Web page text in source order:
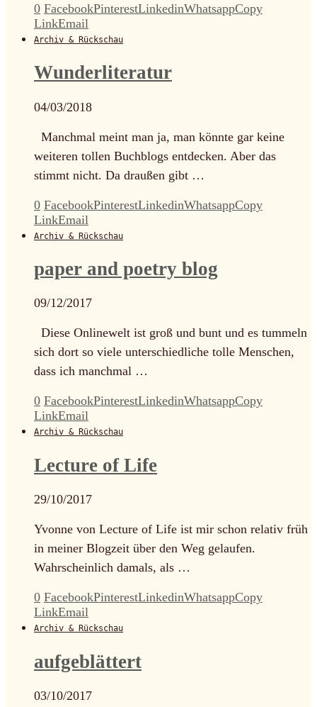
0 FacebookPinterestLinkedinWhatsappCopy
LinkEmail
Archiv & Rückschau
Wunderliteratur
04/03/2018
Manchmal meint man ja, man könnte gar keine
weiteren tollen Buchblogs entdecken. Aber das
stimmt nicht. Da draußen gibt …
0 FacebookPinterestLinkedinWhatsappCopy
LinkEmail
Archiv & Rückschau
paper and poetry blog
09/12/2017
Diese Onlinewelt ist groß und bunt und es tummeln
sich dort so viele unterschiedliche tolle Menschen,
dass ich manchmal …
0 FacebookPinterestLinkedinWhatsappCopy
LinkEmail
Archiv & Rückschau
Lecture of Life
29/10/2017
Yvonne von Lecture of Life ist mir schon relativ früh
in meiner Blogzeit über den Weg gelaufen.
Wahrscheinlich damals, als …
0 FacebookPinterestLinkedinWhatsappCopy
LinkEmail
Archiv & Rückschau
aufgeblättert
03/10/2017